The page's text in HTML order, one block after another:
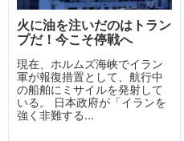
火に油を注いだのはトラン
プだ！今こそ停戦へ
現在、ホルムズ海峡でイラン
軍が報復措置として、航行中
の船舶にミサイルを発射して
いる。 日本政府が「イランを
強く非難する...